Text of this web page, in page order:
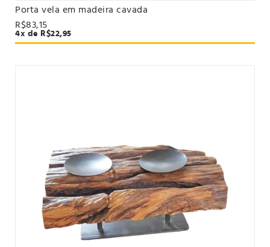
VER PRODUTO
Porta vela em madeira cavada
R$83,15
4x de R$22,95